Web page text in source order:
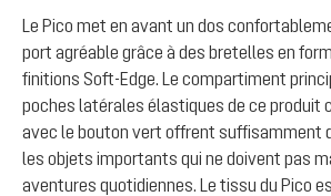
Le Pico met en avant un dos
port agréable grâce à des bretelles en
finitions Soft-Edge. Le compartiment
poches latérales élastiques de ce produit
avec le bouton vert offrent suffisamment
les objets importants qui ne doivent pas
aventures quotidiennes. Le tissu du Pico